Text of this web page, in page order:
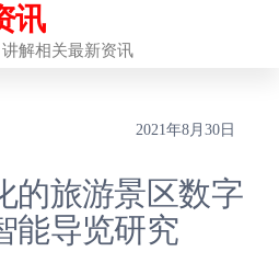
讯
解相关最新资讯
2021年8月30日
的旅游景区数字
能导览研究